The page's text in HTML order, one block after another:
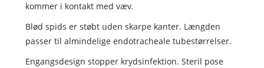
kommer i kontakt med væv.
Blød spids er støbt uden skarpe kanter. Længden
passer til almindelige endotracheale tubestørrelser.
Engangsdesign stopper krydsinfektion. Steril pose